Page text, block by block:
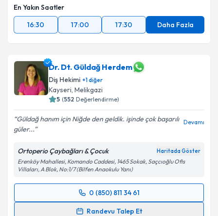
En Yakın Saatler
16:30
17:00 17:30 Daha Fazla
Dr. Dt. Güldağ Herdem
Diş Hekimi +1diğer
Kayseri, Melikgazi
5 (552 Değerlendirme)
Güldağ hanım için Niğde den geldik. işinde çok başarılı
güler...
Devamı
Ortoperio Çaybağları & Çocuk Haritada Göster
Erenköy Mahallesi, Komando Caddesi, 1465 Sokak, Saçcıoğlu Ofis
Villaları, A Blok, No:1/7 (Bilfen Anaokulu Yanı)
0 (850) 811 34 61
Randevu Talep Et
Randevu Takvimi Talebi